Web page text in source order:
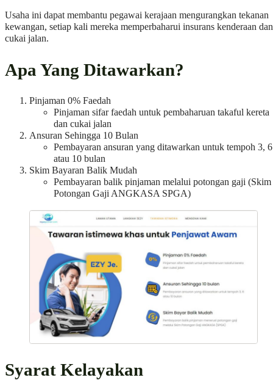
Usaha ini dapat membantu pegawai kerajaan mengurangkan tekanan
kewangan, setiap kali mereka memperbaharui insurans kenderaan dan
cukai jalan.
Apa Yang Ditawarkan?
Pinjaman 0% Faedah
Pinjaman sifar faedah untuk pembaharuan takaful kereta
dan cukai jalan
Ansuran Sehingga 10 Bulan
Pembayaran ansuran yang ditawarkan untuk tempoh 3, 6
atau 10 bulan
Skim Bayaran Balik Mudah
Pembayaran balik pinjaman melalui potongan gaji (Skim
Potongan Gaji ANGKASA SPGA)
Syarat Kelayakan